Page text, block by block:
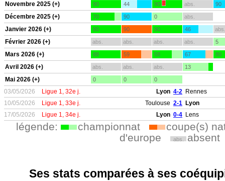
Novembre 2025 (+) 90 44 90 abs. 90
Décembre 2025 (+) 70 90 0 abs.
Janvier 2026 (+) 90 90 90 46 abs.
Février 2026 (+) abs. abs. abs. abs. 5
Mars 2026 (+) 88 59 58 67 80
Avril 2026 (+) abs. abs. abs. 13
Mai 2026 (+) 0 0 0
03/05/2026 Ligue 1, 32e j. Lyon 4-2 Rennes
10/05/2026
Ligue 1, 33e j. Toulouse 2-1 Lyon
17/05/2026
Ligue 1, 34e j. Lyon 0-4 Lens
légende: championnat
coupe(s)
d'europe
abs. absent
Ses stats comparées à ses